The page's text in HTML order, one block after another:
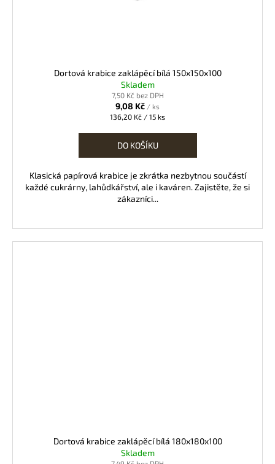
Dortová krabice zaklápěcí bílá 150x150x100
Skladem
7,50 Kč bez DPH
9,08 Kč / ks
Měrná
136,20 Kč / 15 ks
DO KOŠÍKU
Klasická papírová krabice je zkrátka nezbytnou součástí
každé cukrárny, lahůdkářství, ale i kaváren. Zajistěte, že si
zákazníci...
Dortová krabice zaklápěcí bílá 180x180x100
Skladem